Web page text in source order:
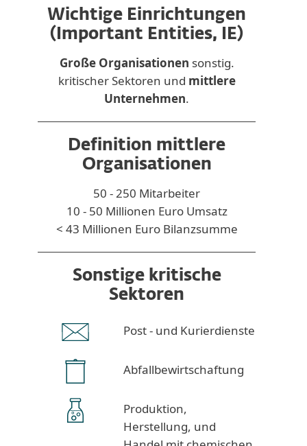
Wichtige Einrichtungen
(Important Entities, IE)
Große Organisationen sonstig.
kritischer Sektoren und mittlere
Unternehmen.
Definition mittlere
Organisationen
50 - 250 Mitarbeiter
10 - 50 Millionen Euro Umsatz
< 43 Millionen Euro Bilanzsumme
Sonstige kritische
Sektoren
Post - und Kurierdienste
Abfallbewirtschaftung
Produktion,
Herstellung, und